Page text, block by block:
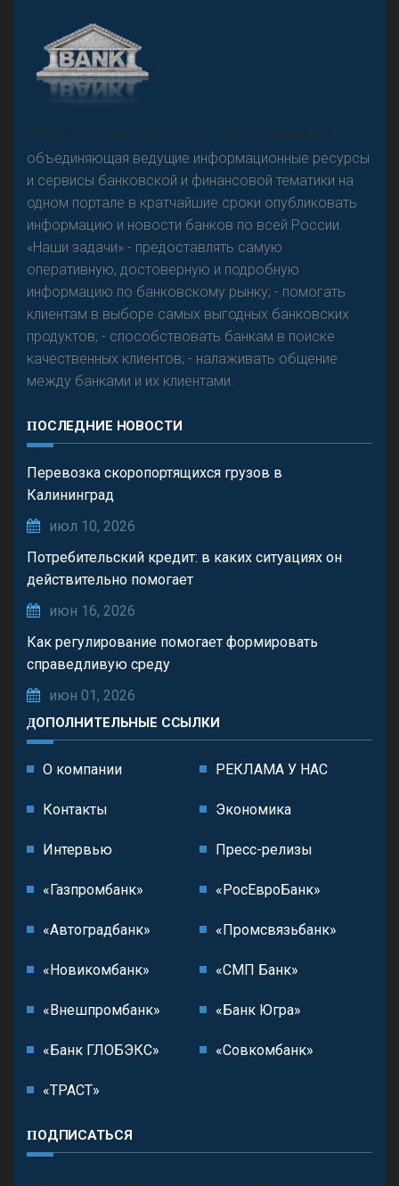
Резкого разворота на рынке автокредитов не
предвидится - «Интервью»
«Н
овости Банков России» – группа компаний,
объединяющая ведущие информационные ресурсы
и сервисы банковской и финансовой тематики на
одном портале в кратчайшие сроки опубликовать
информацию и новости банков по всей России.
«Наши задачи» - предоставлять самую
оперативную, достоверную и подробную
информацию по банковскому рынку; - помогать
клиентам в выборе самых выгодных банковских
продуктов; - способствовать банкам в поиске
качественных клиентов; - налаживать общение
между банками и их клиентами.
ПОСЛЕДНИЕ НОВОСТИ
Перевозка скоропортящихся грузов в
Калининград
июл 10, 2026
Потребительский кредит: в каких ситуациях он
действительно помогает
июн 16, 2026
Как регулирование помогает формировать
справедливую среду
июн 01, 2026
ДОПОЛНИТЕЛЬНЫЕ ССЫЛКИ
О компании РЕКЛАМА У НАС
Контакты Экономика
Интервью Пресс-релизы
«Газпромбанк» «РосЕвроБанк»
«Автоградбанк» «Промсвязьбанк»
«Новикомбанк» «СМП Банк»
«Внешпромбанк» «Банк Югра»
«Банк ГЛОБЭКС» «Совкомбанк»
«ТРАСТ»
ПОДПИСАТЬСЯ